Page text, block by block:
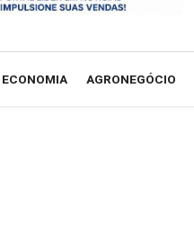
AGRONEGÓCIO